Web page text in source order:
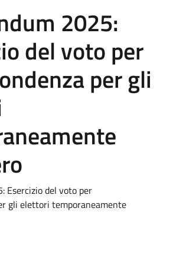
2025:
del voto per
per gli
Esercizio del voto per
gli elettori temporaneamente